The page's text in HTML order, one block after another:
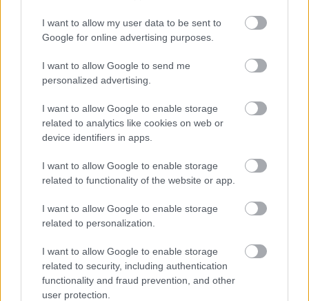
I want to allow my user data to be sent to
Google for online advertising purposes.
I want to allow Google to send me
personalized advertising.
I want to allow Google to enable storage
related to analytics like cookies on web or
device identifiers in apps.
I want to allow Google to enable storage
related to functionality of the website or app.
I want to allow Google to enable storage
related to personalization.
I want to allow Google to enable storage
related to security, including authentication
functionality and fraud prevention, and other
user protection.
Informacija je sicer v eni minuti povsem zabrisana;
gre zgolj za površinski učinek, ki pa ima skozi oglede
in klike strahoten doseg. Marketinški strokovnjaki so
znoreli od navdušenja, klasični mediji, ki s tem
seveda ne morejo tekmovati, pa so sklonili glavo.
In pri fantu, ki sprašuje bogataše, s čim si služijo
denar, se je zgodilo prav to. V enem izmed klipov (kot
se uradno reče izsekom) ga vidimo, kako sprašuje
avtomobilu izjemno prestižne znamke, kaj je po
poklicu; in mož mu pove, da je direktor te znamke, in
če bi se fante rad popeljal z njihovim avtom. V
naslednjem posnetku že brzi po cesti. Nato se takšni
klipi kar vrstijo. Fant ali vplivnež ali kar pač že je